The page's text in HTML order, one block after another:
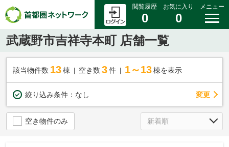
閲覧履歴
0
お気に入り
0
メニュー
武蔵野市吉祥寺本町 店舗一覧
該当物件数 13棟 空き数 3 件 1～13 棟を表示
絞り込み条件： なし 変更
空き物件のみ